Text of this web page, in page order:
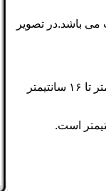
دوجداره در بدنه خود می باشند که ارتفاع پروفیل حداقل ۱۰ سانت می باشد.در تصویر
ارتفاع پروفیل : فاصله بین جداره داخلی مخزن و تاج پروفیل می باشد که معمولا اندازه آن از ۳ سانتیمتر تا ۱۶ سانتیمتر